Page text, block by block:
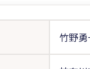
竹野